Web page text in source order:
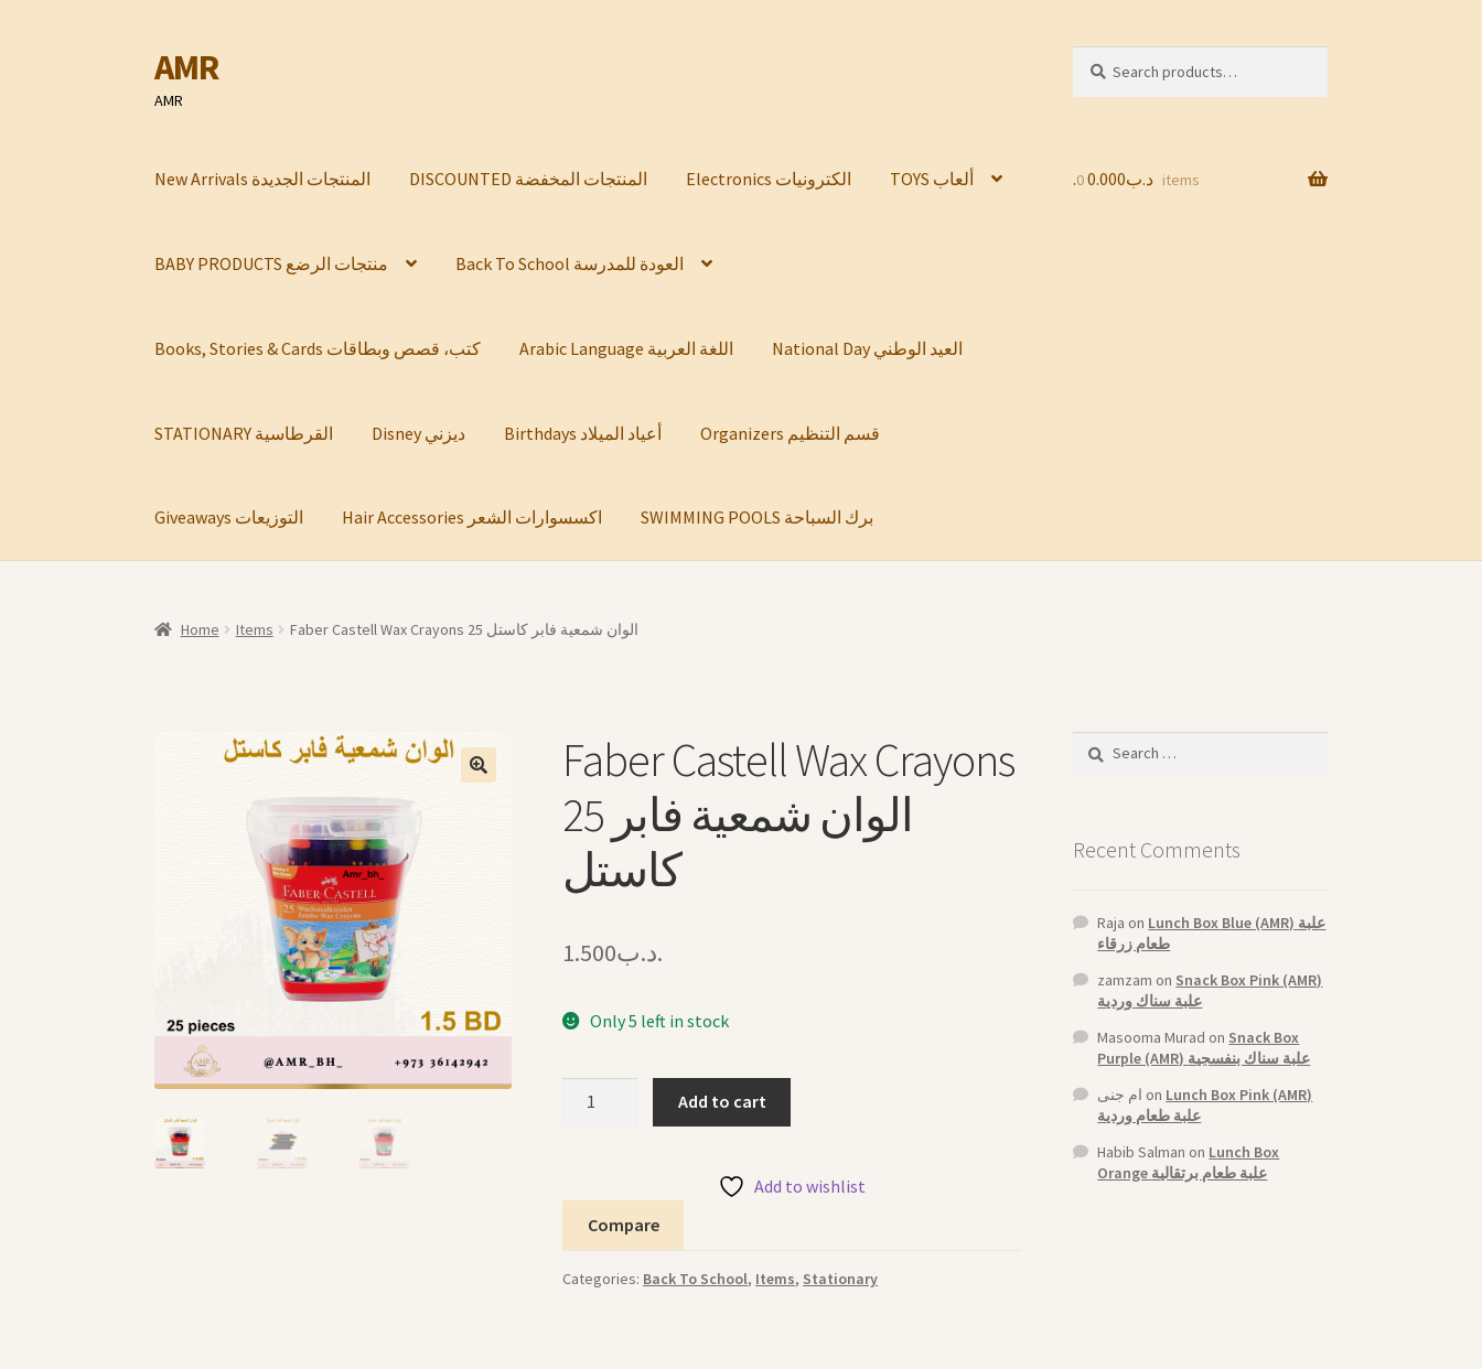
Skip
to
navigation
Skip
to
content
AMR
AMR
for:
New Arrivals المنتجات الجديدة DISCOUNTED المنتجات المخفضة Electronics الكترونيات TOYS ألعاب
BABY PRODUCTS منتجات الرضع Back To School العودة للمدرسة
Books, Stories & Cards كتب، قصص وبطاقات Arabic Language اللغة العربية National Day العيد الوطني
STATIONARY القرطاسية Disney ديزني Birthdays أعياد الميلاد Organizers قسم التنظيم
Giveaways التوزيعات Hair Accessories اكسسوارات الشعر SWIMMING POOLS برك السباحة
.د.ب0.000 0 items
Home Items Faber Castell Wax Crayons 25 الوان شمعية فابر كاستل
Faber Castell Wax Crayons
25 الوان شمعية فابر
كاستل
.د.ب1.500
Only 5 left in stock
25
الوان
شمعية
فابر
Add to cart
Add to wishlist
Compare
Categories: Back To School, Items, Stationary
Search
Recent Comments
Raja on Lunch Box Blue (AMR) علبة
طعام زرقاء
zamzam on Snack Box Pink (AMR)
علبة سناك وردية
Masooma Murad on Snack Box
Purple (AMR) علبة سناك بنفسجية
ام جنى on Lunch Box Pink (AMR)
علبة طعام وردية
Habib Salman on Lunch Box
Orange علبة طعام برتقالية